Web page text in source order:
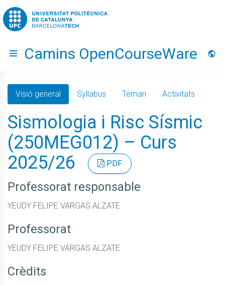
Go to upc.edu
Hide menu
Camins OpenCourseWare
Visió general Syllabus Temari Activitats
Sismologia i Risc Sísmic
(250MEG012) – Curs
2025/26
PDF
Professorat responsable
YEUDY FELIPE VARGAS ALZATE
Professorat
YEUDY FELIPE VARGAS ALZATE
Crèdits